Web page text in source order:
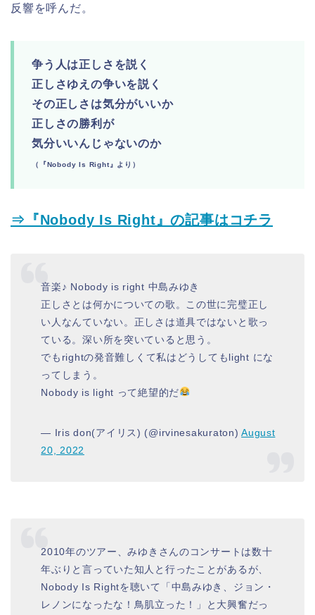
反響を呼んだ。
争う人は正しさを説く
正しさゆえの争いを説く
その正しさは気分がいいか
正しさの勝利が
気分いいんじゃないのか
（『Nobody Is Right』より）
⇒『Nobody Is Right』の記事はコチラ
音楽♪ Nobody is right 中島みゆき
正しさとは何かについての歌。この世に完璧正し
い人なんていない。正しさは道具ではないと歌っ
ている。深い所を突いていると思う。
でもrightの発音難しくて私はどうしてもlight にな
ってしまう。
Nobody is light って絶望的だ
— Iris don(アイリス) (@irvinesakuraton)August
20, 2022
2010年のツアー、みゆきさんのコンサートは数十
年ぶりと言っていた知人と行ったことがあるが、
Nobody Is Rightを聴いて「中島みゆき、ジョン・
レノンになったな！鳥肌立った！」と大興奮だっ